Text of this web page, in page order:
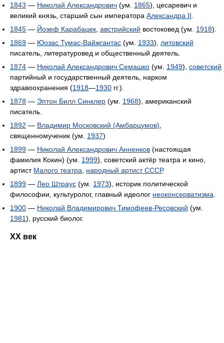
1843 — Николай Александрович (ум. 1865), цесаревич и
великий князь, старший сын императора Александра II
1845 — Йозеф Карабацек австрийский востоковед (ум. 1918).
1869 — Юозас Тумас-Вайжгантас (ум. 1933), литовский
писатель, литературовед и общественный деятель.
1874 — Николай Александрович Семашко (ум. 1949), советский
партийный и государственный деятель, нарком
здравоохранения (1918—1930 гг.).
1878 — Эптон Билл Синклер (ум. 1968), американский
писатель.
1892 — Владимир Московский (Амбарцумов)
священномученик (ум. 1937)
1899 — Николай Александрович Анненков (настоящая
фамилия Кокин) (ум. 1999), советский актёр театра и кино,
артист Малого театра народный артист СССР.
1899 — Лео Штраус (ум. 1973), историк политической
философии, культуролог, главный идеолог неоконсерватизма
1900 — Николай Владимирович Тимофеев-Ресовский (ум.
1981), русский биолог.
XX век